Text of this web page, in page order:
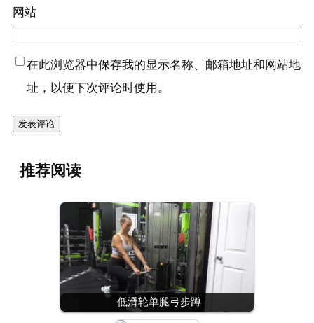
网站
在此浏览器中保存我的显示名称、邮箱地址和网站地
址，以便下次评论时使用。
推荐阅读
低滑轮单腿弓步蹲